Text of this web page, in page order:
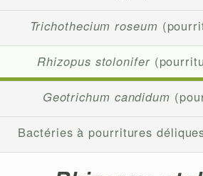
Trichothecium roseum
Rhizopus stolonifer
Geotrichum candidum
Bactéries à pourritures